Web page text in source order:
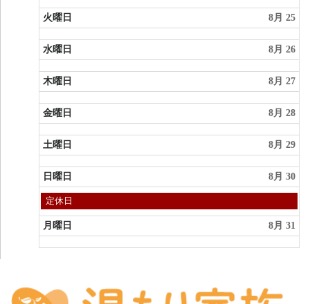
23rd
2026
火曜日 8月 25
水曜日 8月 26
木曜日 8月 27
金曜日 8月 28
土曜日 8月 29
日曜日 8月 30
日
曜
日,
8
定休日
月曜日 8月 31